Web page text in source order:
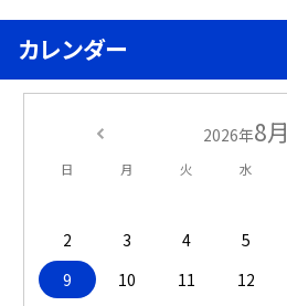
カレンダー
2026年8月
日 月 火 水
2
3 4 5
9
10 11 12